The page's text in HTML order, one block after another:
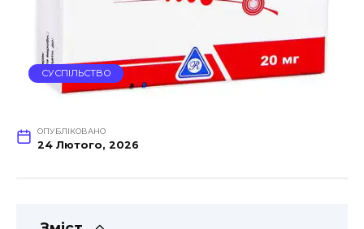
СУСПІЛЬСТВО
ОПУБЛІКОВАНО
24 Лютого, 2026